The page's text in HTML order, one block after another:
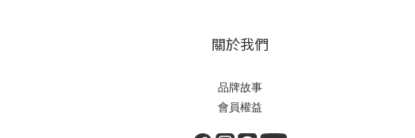
關於我們
品牌故事
會員權益